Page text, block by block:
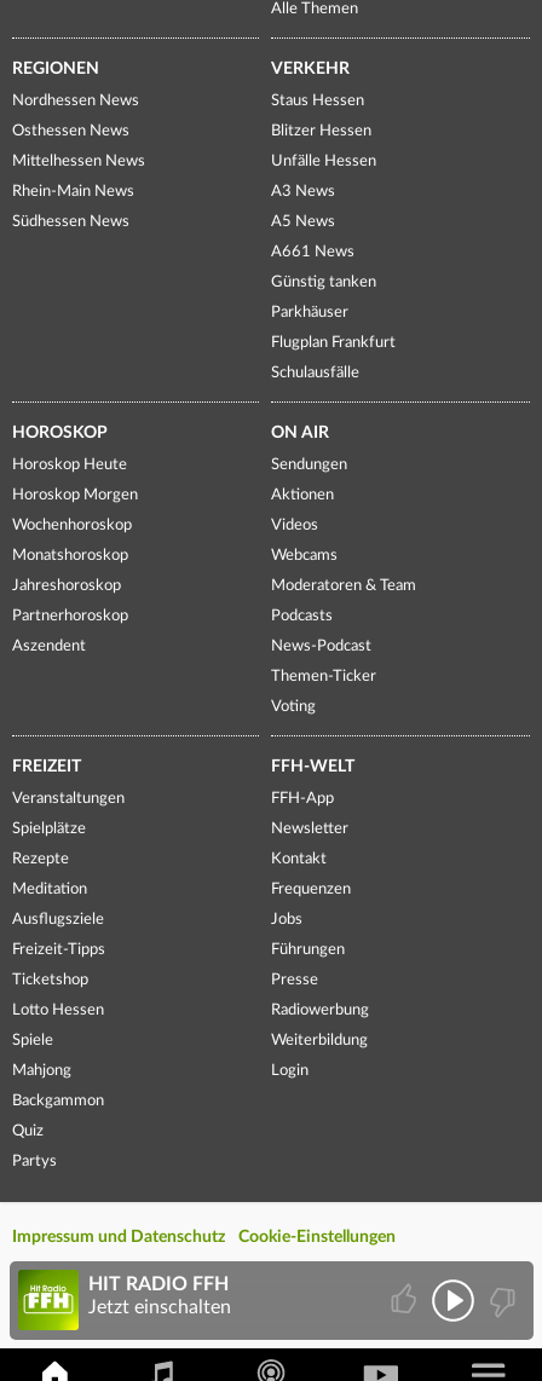
Alle Themen
REGIONEN
Nordhessen News
Osthessen News
Mittelhessen News
Rhein-Main News
Südhessen News
VERKEHR
Staus Hessen
Blitzer Hessen
Unfälle Hessen
A3 News
A5 News
A661 News
Günstig tanken
Parkhäuser
Flugplan Frankfurt
Schulausfälle
HOROSKOP
Horoskop Heute
Horoskop Morgen
Wochenhoroskop
Monatshoroskop
Jahreshoroskop
Partnerhoroskop
Aszendent
ON AIR
Sendungen
Aktionen
Videos
Webcams
Moderatoren & Team
Podcasts
News-Podcast
Themen-Ticker
Voting
FREIZEIT
Veranstaltungen
Spielplätze
Rezepte
Meditation
Ausflugsziele
Freizeit-Tipps
Ticketshop
Lotto Hessen
Spiele
Mahjong
Backgammon
Quiz
Partys
FFH-WELT
FFH-App
Newsletter
Kontakt
Frequenzen
Jobs
Führungen
Presse
Radiowerbung
Weiterbildung
Login
Impressum und Datenschutz Cookie-Einstellungen
HIT RADIO FFH
Jetzt einschalten